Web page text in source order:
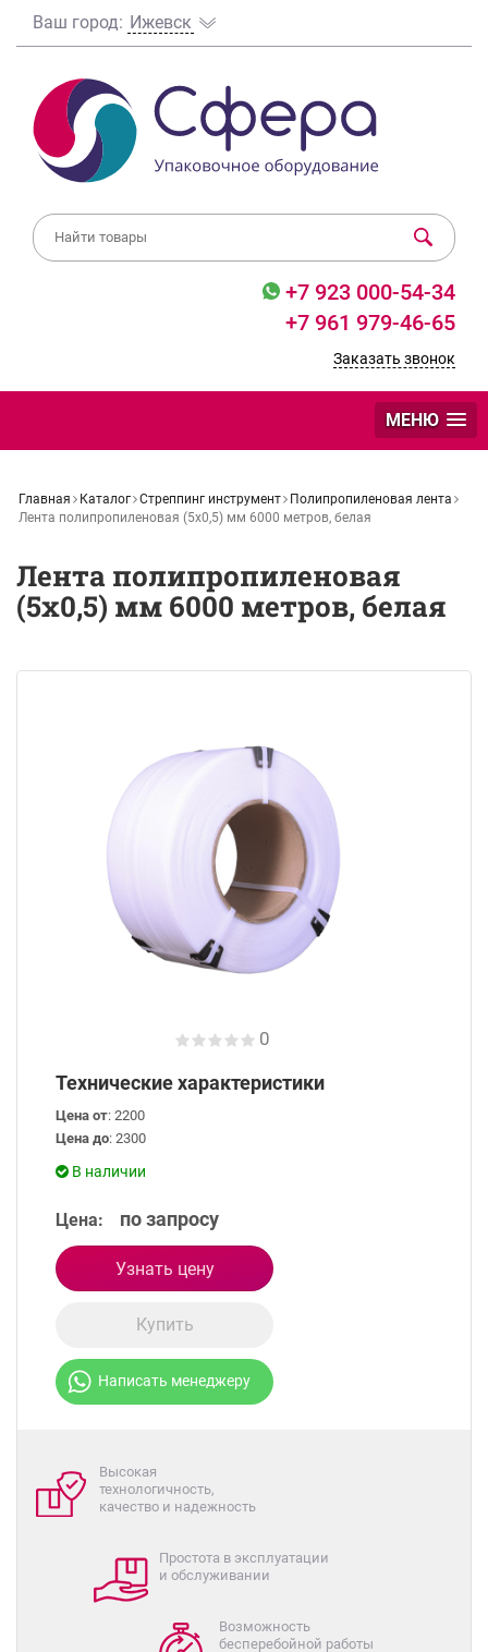
Ваш город: Ижевск
+7 923 000-54-34
+7 961 979-46-65
Заказать звонок
МЕНЮ
Главная Каталог Стреппинг инструмент
Полипропиленовая лента
Лента полипропиленовая (5x0,5) мм 6000 метров, белая
Лента полипропиленовая
(5x0,5) мм 6000 метров, белая
0
Технические характеристики
Цена от: 2200
Цена до: 2300
В наличии
Цена: по запросу
Узнать цену
Купить
Написать менеджеру
Высокая
технологичность,
качество и надежность
Простота в эксплуатации
и обслуживании
Возможность
бесперебойной работы